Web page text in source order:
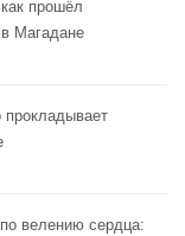
прошёл
Магадане
велению сердца: